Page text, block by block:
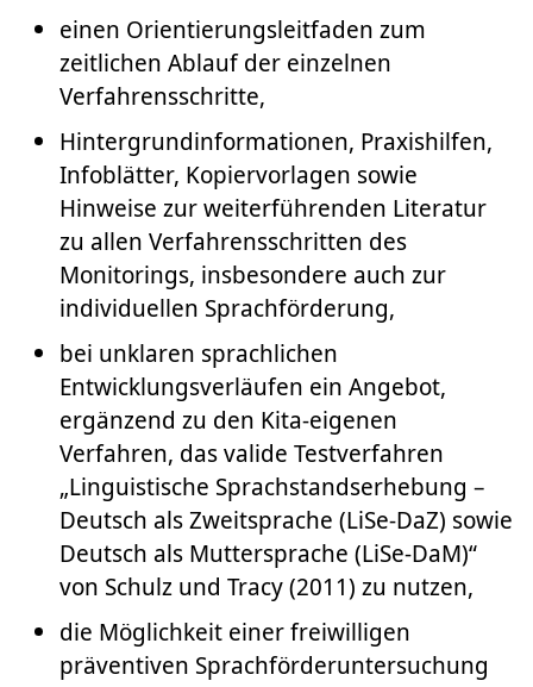
einen Orientierungsleitfaden zum
zeitlichen Ablauf der einzelnen
Verfahrensschritte,
Hintergrundinformationen, Praxishilfen,
Infoblätter, Kopiervorlagen sowie
Hinweise zur weiterführenden Literatur
zu allen Verfahrensschritten des
Monitorings, insbesondere auch zur
individuellen Sprachförderung,
bei unklaren sprachlichen
Entwicklungsverläufen ein Angebot,
ergänzend zu den Kita-eigenen
Verfahren, das valide Testverfahren
„Linguistische Sprachstandserhebung –
Deutsch als Zweitsprache (LiSe-DaZ) sowie
Deutsch als Muttersprache (LiSe-DaM)“
von Schulz und Tracy (2011) zu nutzen,
die Möglichkeit einer freiwilligen
präventiven Sprachförderuntersuchung